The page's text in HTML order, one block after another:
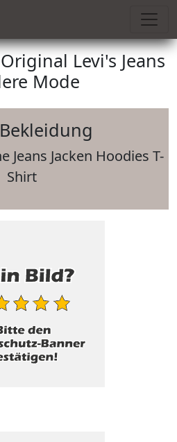
Levi's Jeans
Mode
Jeans Jacken Hoodies T-
Shirt